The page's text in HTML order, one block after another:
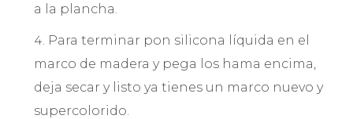
a la plancha.
Para terminar pon silicona líquida en el
marco de madera y pega los hama encima,
deja secar y listo ya tienes un marco nuevo y
supercolorido.